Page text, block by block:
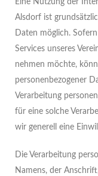
Eine Nutzung der
Alsdorf ist
Daten möglich.
Services unseres
nehmen möchte,
personenbezogener
Verarbeitung
für eine solche
wir generell eine
Die Verarbeitung
Namens, der